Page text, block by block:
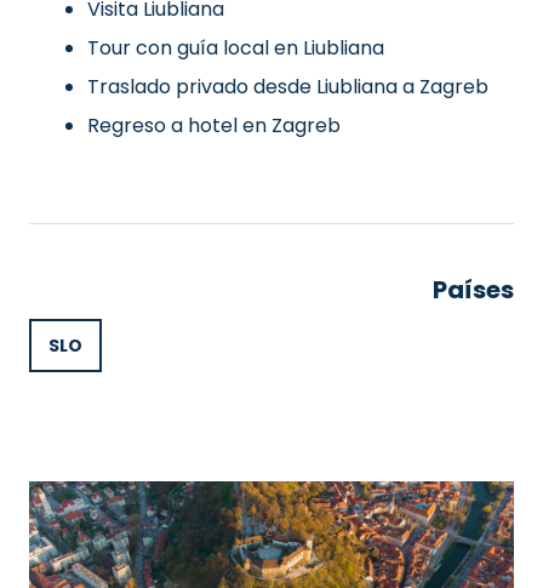
Visita Liubliana
Tour con guía local en Liubliana
Traslado privado desde Liubliana a Zagreb
Regreso a hotel en Zagreb
Países
SLO